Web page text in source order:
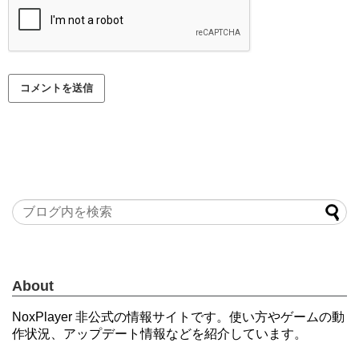
About
NoxPlayer 非公式の情報サイトです。使い方やゲームの動
作状況、アップデート情報などを紹介しています。